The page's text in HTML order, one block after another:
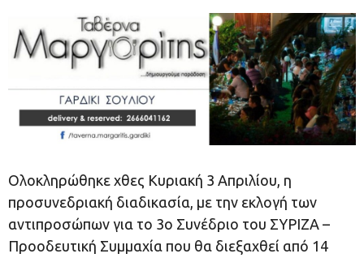
Ολοκληρώθηκε χθες Κυριακή 3 Απριλίου, η
προσυνεδριακή διαδικασία, με την εκλογή των
αντιπροσώπων για το 3ο Συνέδριο του ΣΥΡΙΖΑ –
Προοδευτική Συμμαχία που θα διεξαχθεί από 14